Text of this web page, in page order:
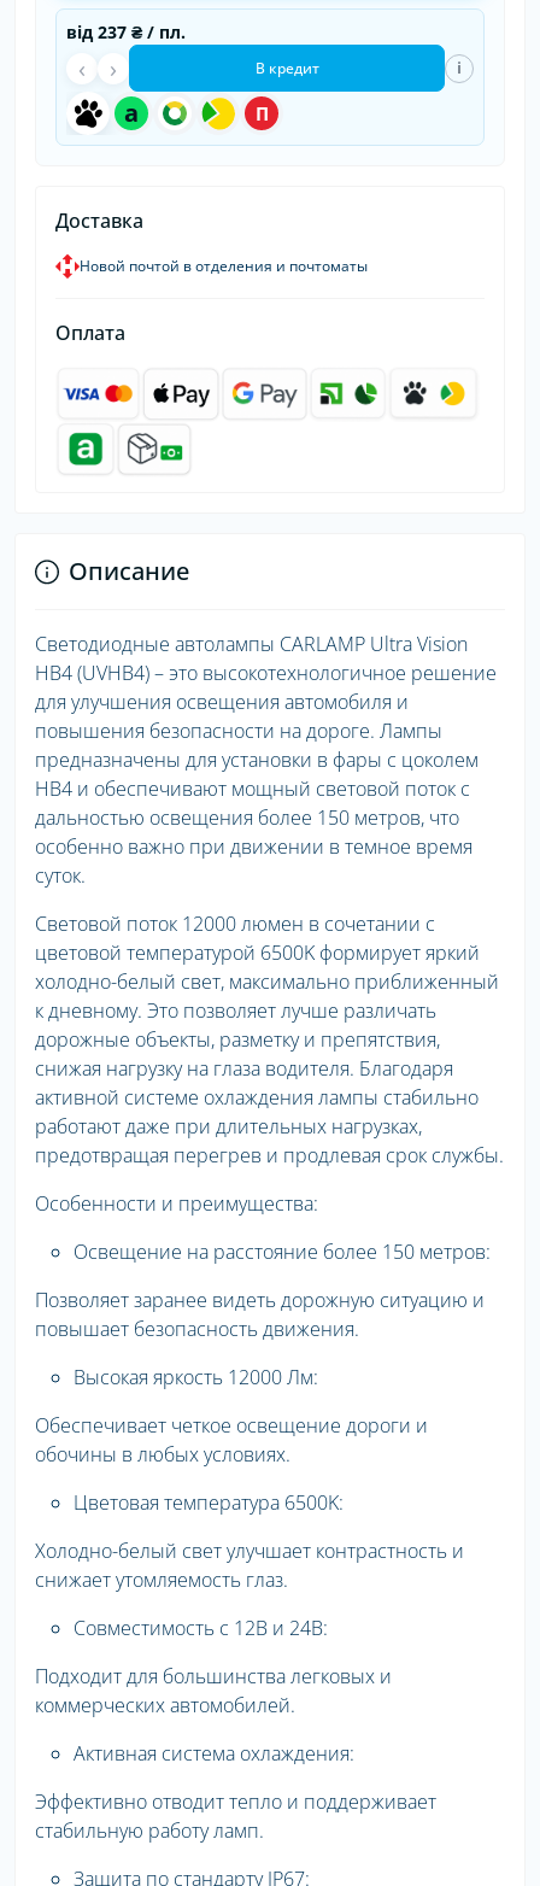
від 237 ₴ / пл.
‹
a
П
› В кредит i
Доставка
Новой почтой в отделения и почтоматы
Оплата
Описание
Светодиодные автолампы CARLAMP Ultra Vision
HB4 (UVHB4) – это высокотехнологичное решение
для улучшения освещения автомобиля и
повышения безопасности на дороге. Лампы
предназначены для установки в фары с цоколем
HB4 и обеспечивают мощный световой поток с
дальностью освещения более 150 метров, что
особенно важно при движении в темное время
суток.
Световой поток 12000 люмен в сочетании с
цветовой температурой 6500K формирует яркий
холодно-белый свет, максимально приближенный
к дневному. Это позволяет лучше различать
дорожные объекты, разметку и препятствия,
снижая нагрузку на глаза водителя. Благодаря
активной системе охлаждения лампы стабильно
работают даже при длительных нагрузках,
предотвращая перегрев и продлевая срок службы.
Особенности и преимущества:
Освещение на расстояние более 150 метров:
Позволяет заранее видеть дорожную ситуацию и
повышает безопасность движения.
Высокая яркость 12000 Лм:
Обеспечивает четкое освещение дороги и
обочины в любых условиях.
Цветовая температура 6500K:
Холодно-белый свет улучшает контрастность и
снижает утомляемость глаз.
Совместимость с 12В и 24В:
Подходит для большинства легковых и
коммерческих автомобилей.
Активная система охлаждения:
Эффективно отводит тепло и поддерживает
стабильную работу ламп.
Защита по стандарту IP67: